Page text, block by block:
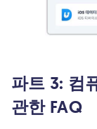
파트 3: 컴
관한 FAQ